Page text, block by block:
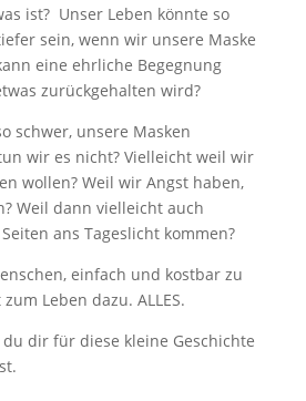
ist? Unser Leben könnte so
sein, wenn wir unsere Maske
eine ehrliche Begegnung
zurückgehalten wird?
schwer, unsere Masken
wir es nicht? Vielleicht weil wir
wollen? Weil wir Angst haben,
Weil dann vielleicht auch
ans Tageslicht kommen?
einfach und kostbar zu
Leben dazu. ALLES.
dir für diese kleine Geschichte